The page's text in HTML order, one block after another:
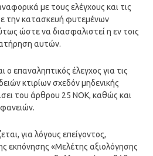
με τους ελέγχους και τις
την κατασκευή φυτεμένων
ώστε να διασφαλιστεί η εν τοις
αυτών.
επαναληπτικός έλεγχος για τις
κτιρίων σχεδόν μηδενικής
του άρθρου 25 ΝΟΚ, καθώς και
για λόγους επείγοντος,
εκπόνησης «Μελέτης αξιολόγησης